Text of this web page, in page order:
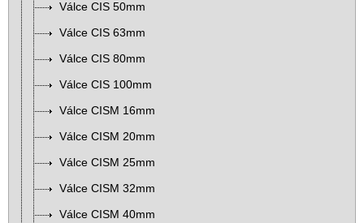
Válce CIS 50mm
Válce CIS 63mm
Válce CIS 80mm
Válce CIS 100mm
Válce CISM 16mm
Válce CISM 20mm
Válce CISM 25mm
Válce CISM 32mm
Válce CISM 40mm